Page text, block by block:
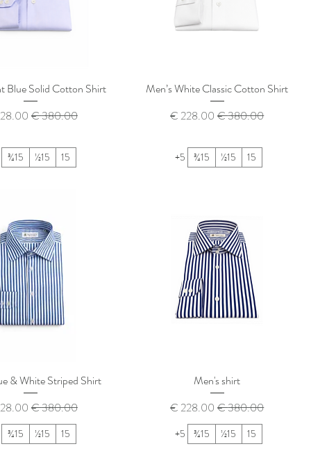
Men’s White Classic Cotton Shirt
سعر عادي‏380.00 € سعر البيع
15
15½
15¾
+5
Blue Solid Cotton Shirt
سعر عادي‏380.00 € سعر
15
15½
15¾
Men's shirt
سعر عادي‏380.00 € سعر البيع
15
15½
15¾
+5
& White Striped Shirt
سعر عادي‏380.00 € سعر
15
15½
15¾